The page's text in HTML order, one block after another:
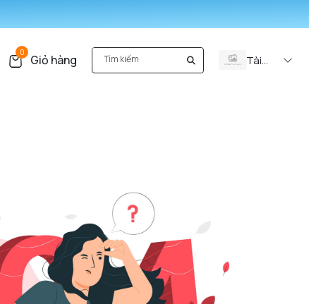
0 Giỏ hàng
Tài